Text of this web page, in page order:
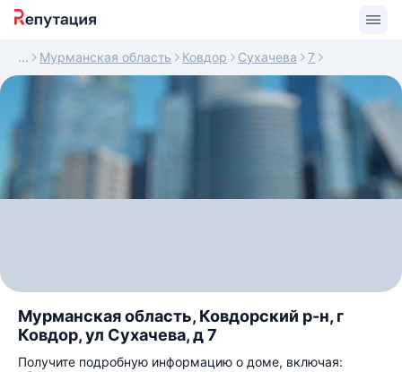
Мурманская область Ковдор Сухачева 7
Мурманская область, Ковдорский р-н, г
Ковдор, ул Сухачева, д 7
Получите подробную информацию о доме, включая: